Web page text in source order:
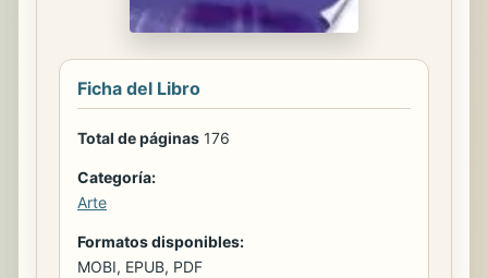
Ficha del Libro
Total de páginas 176
Categoría:
Arte
Formatos disponibles:
MOBI, EPUB, PDF